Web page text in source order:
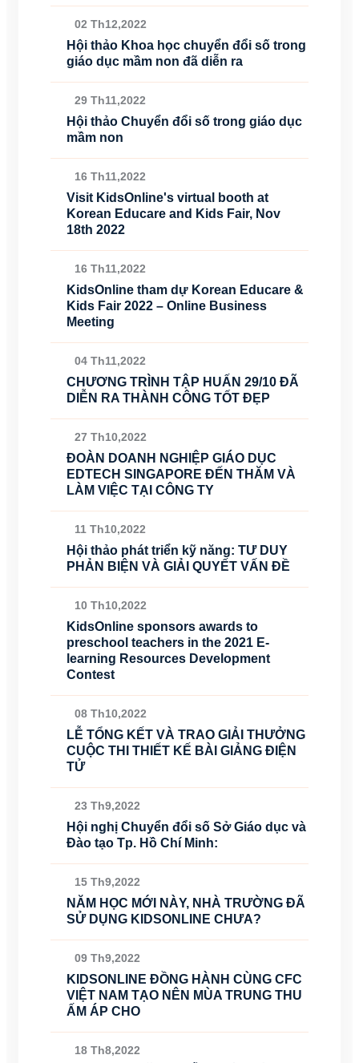
02 Th12,2022
Hội thảo Khoa học chuyển đổi số trong
giáo dục mầm non đã diễn ra
29 Th11,2022
Hội thảo Chuyển đổi số trong giáo dục
mầm non
16 Th11,2022
Visit KidsOnline's virtual booth at
Korean Educare and Kids Fair, Nov
18th 2022
16 Th11,2022
KidsOnline tham dự Korean Educare &
Kids Fair 2022 – Online Business
Meeting
04 Th11,2022
CHƯƠNG TRÌNH TẬP HUẤN 29/10 ĐÃ
DIỄN RA THÀNH CÔNG TỐT ĐẸP
27 Th10,2022
ĐOÀN DOANH NGHIỆP GIÁO DỤC
EDTECH SINGAPORE ĐẾN THĂM VÀ
LÀM VIỆC TẠI CÔNG TY
11 Th10,2022
Hội thảo phát triển kỹ năng: TƯ DUY
PHẢN BIỆN VÀ GIẢI QUYẾT VẤN ĐỀ
10 Th10,2022
KidsOnline sponsors awards to
preschool teachers in the 2021 E-
learning Resources Development
Contest
08 Th10,2022
LỄ TỔNG KẾT VÀ TRAO GIẢI THƯỞNG
CUỘC THI THIẾT KẾ BÀI GIẢNG ĐIỆN
TỬ
23 Th9,2022
Hội nghị Chuyển đổi số Sở Giáo dục và
Đào tạo Tp. Hồ Chí Minh:
15 Th9,2022
NĂM HỌC MỚI NÀY, NHÀ TRƯỜNG ĐÃ
SỬ DỤNG KIDSONLINE CHƯA?
09 Th9,2022
KIDSONLINE ĐỒNG HÀNH CÙNG CFC
VIỆT NAM TẠO NÊN MÙA TRUNG THU
ẤM ÁP CHO
18 Th8,2022